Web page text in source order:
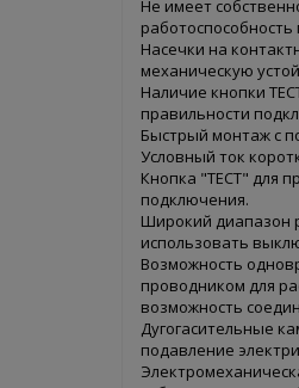
Не имеет
Насечки на
механическую
Наличие кнопки
правильности
Быстрый монтаж с
Условный ток
Кнопка "ТЕСТ" для
подключения.
Широкий диапазон
использовать
Возможность
проводником для
возможность
Дугогасительные
подавление